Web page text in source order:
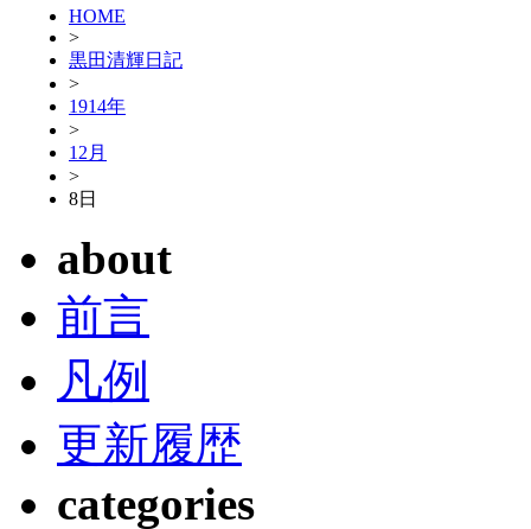
HOME
>
黒田清輝日記
>
1914年
>
12月
>
8日
about
前言
凡例
更新履歴
categories